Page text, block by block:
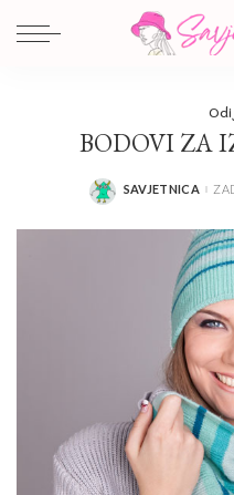
BODOVI ZA
POSTED
SAVJETNICA